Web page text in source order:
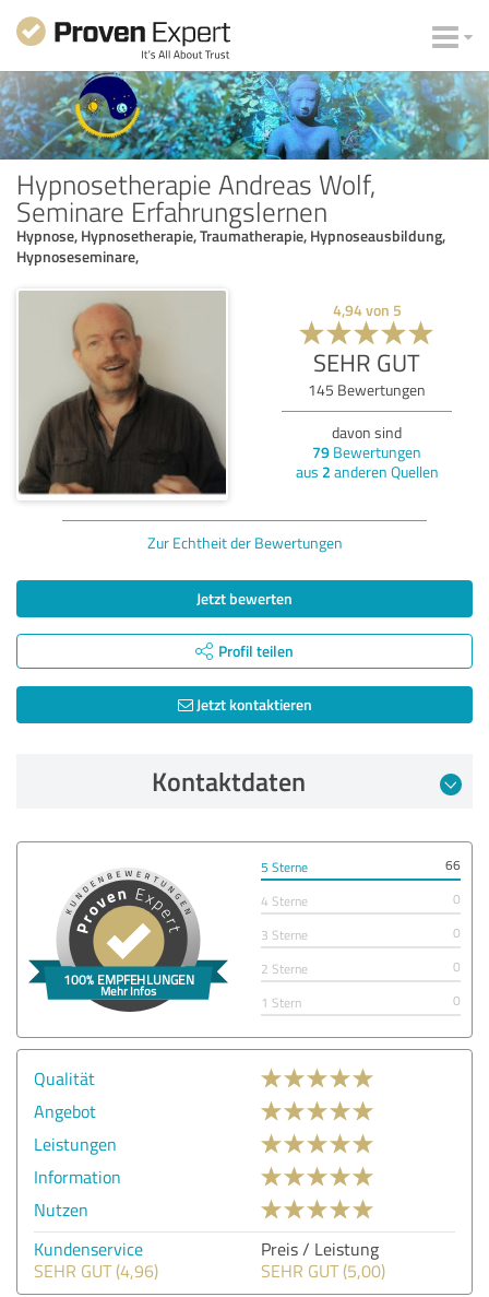
Hypnosetherapie Andreas Wolf,
Seminare Erfahrungslernen
Hypnose, Hypnosetherapie, Traumatherapie, Hypnoseausbildung,
Hypnoseseminare,
4,94von 5
SEHR GUT
145 Bewertungen
davon sind
79 Bewertungen
aus 2 anderen Quellen
Zur Echtheit der Bewertungen
Jetzt bewerten
Profil teilen
Jetzt kontaktieren
Kontaktdaten
5 Sterne
66
4 Sterne
0
3 Sterne
0
2 Sterne
0
1 Stern
0
Qualität
Angebot
Leistungen
Information
Nutzen
Kundenservice
SEHR GUT (4,96)
Preis / Leistung
SEHR GUT (5,00)